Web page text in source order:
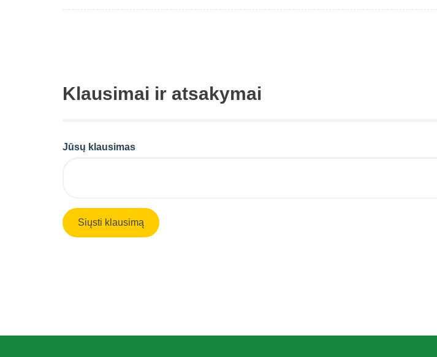
Klausimai ir atsakymai
Jūsų klausimas